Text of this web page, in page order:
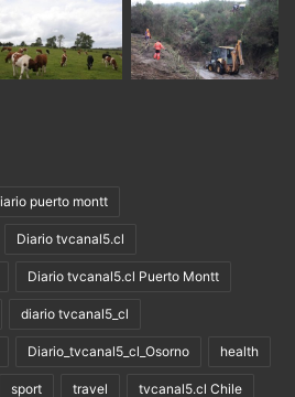
puerto montt
Diario tvcanal5.cl
Diario tvcanal5.cl Puerto Montt
diario tvcanal5_cl
Diario_tvcanal5_cl_Osorno health
sport travel tvcanal5.cl Chile